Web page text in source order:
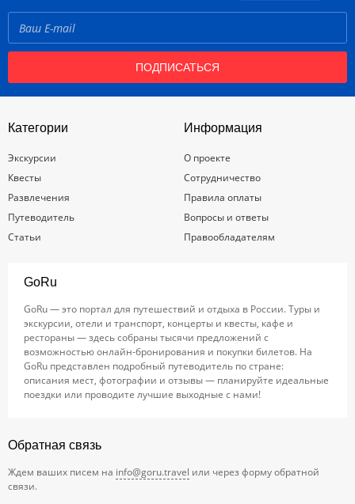
ПОДПИСАТЬСЯ
Категории
Экскурсии
Квесты
Развлечения
Путеводитель
Статьи
Информация
О проекте
Сотрудничество
Правила оплаты
Вопросы и ответы
Правообладателям
GoRu
GoRu — это портал для путешествий и отдыха в России. Туры и
экскурсии, отели и транспорт, концерты и квесты, кафе и
рестораны — здесь собраны тысячи предложений с
возможностью онлайн-бронирования и покупки билетов. На
GoRu представлен подробный путеводитель по стране:
описания мест, фотографии и отзывы — планируйте идеальные
поездки или проводите лучшие выходные с нами!
Обратная связь
Ждем ваших писем на info@goru.travel или через форму обратной
связи.